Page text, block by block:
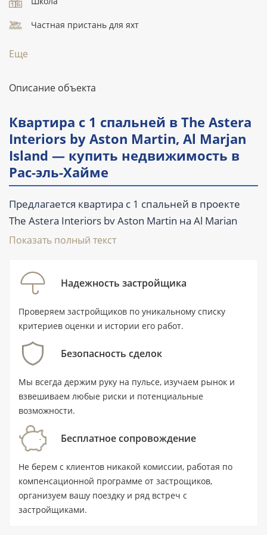
Частная пристань для яхт
Еще
Описание объекта
Квартира с 1 спальней в The Astera
Interiors by Aston Martin, Al Marjan
Island — купить недвижимость в
Рас-эль-Хайме
Предлагается квартира с 1 спальней в проекте
The Astera Interiors by Aston Martin на Al Marjan
Island, в Рас-эль-Хайме. Площадь лота составляет
комнаты, балкон и терраса. Новостройка
расположена на первой линии: расстояние до
от 1 900 000 AED; передача объекта
Ключевые характеристики
Тип: квартира с 1 спальней и 2
Площадь: 65,2 м² (702 ft²).
Цена: от 1 900 000 AED.
Статус: новостройка; срок сдачи — IV
квартал 2028 года.
Показать полный текст
Надежность застройщика
Проверяем застройщиков по уникальному списку
критериев оценки и истории его работ.
Безопасность сделок
Мы всегда держим руку на пульсе, изучаем рынок и
взвешиваем любые риски и потенциальные
возможности.
Бесплатное сопровождение
Не берем с клиентов никакой комиссии, работая по
компенсационной программе от застрощиков,
организуем вашу поездку и ряд встреч с
застройщиками.